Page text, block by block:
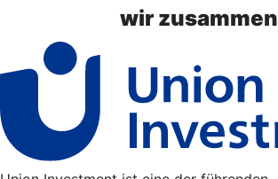
wir zusammen